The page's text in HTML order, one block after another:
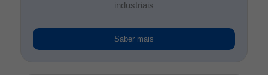
industriais
Saber mais